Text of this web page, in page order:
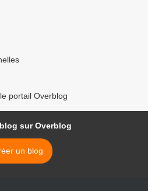
portail Overblog
sur Overblog
un blog